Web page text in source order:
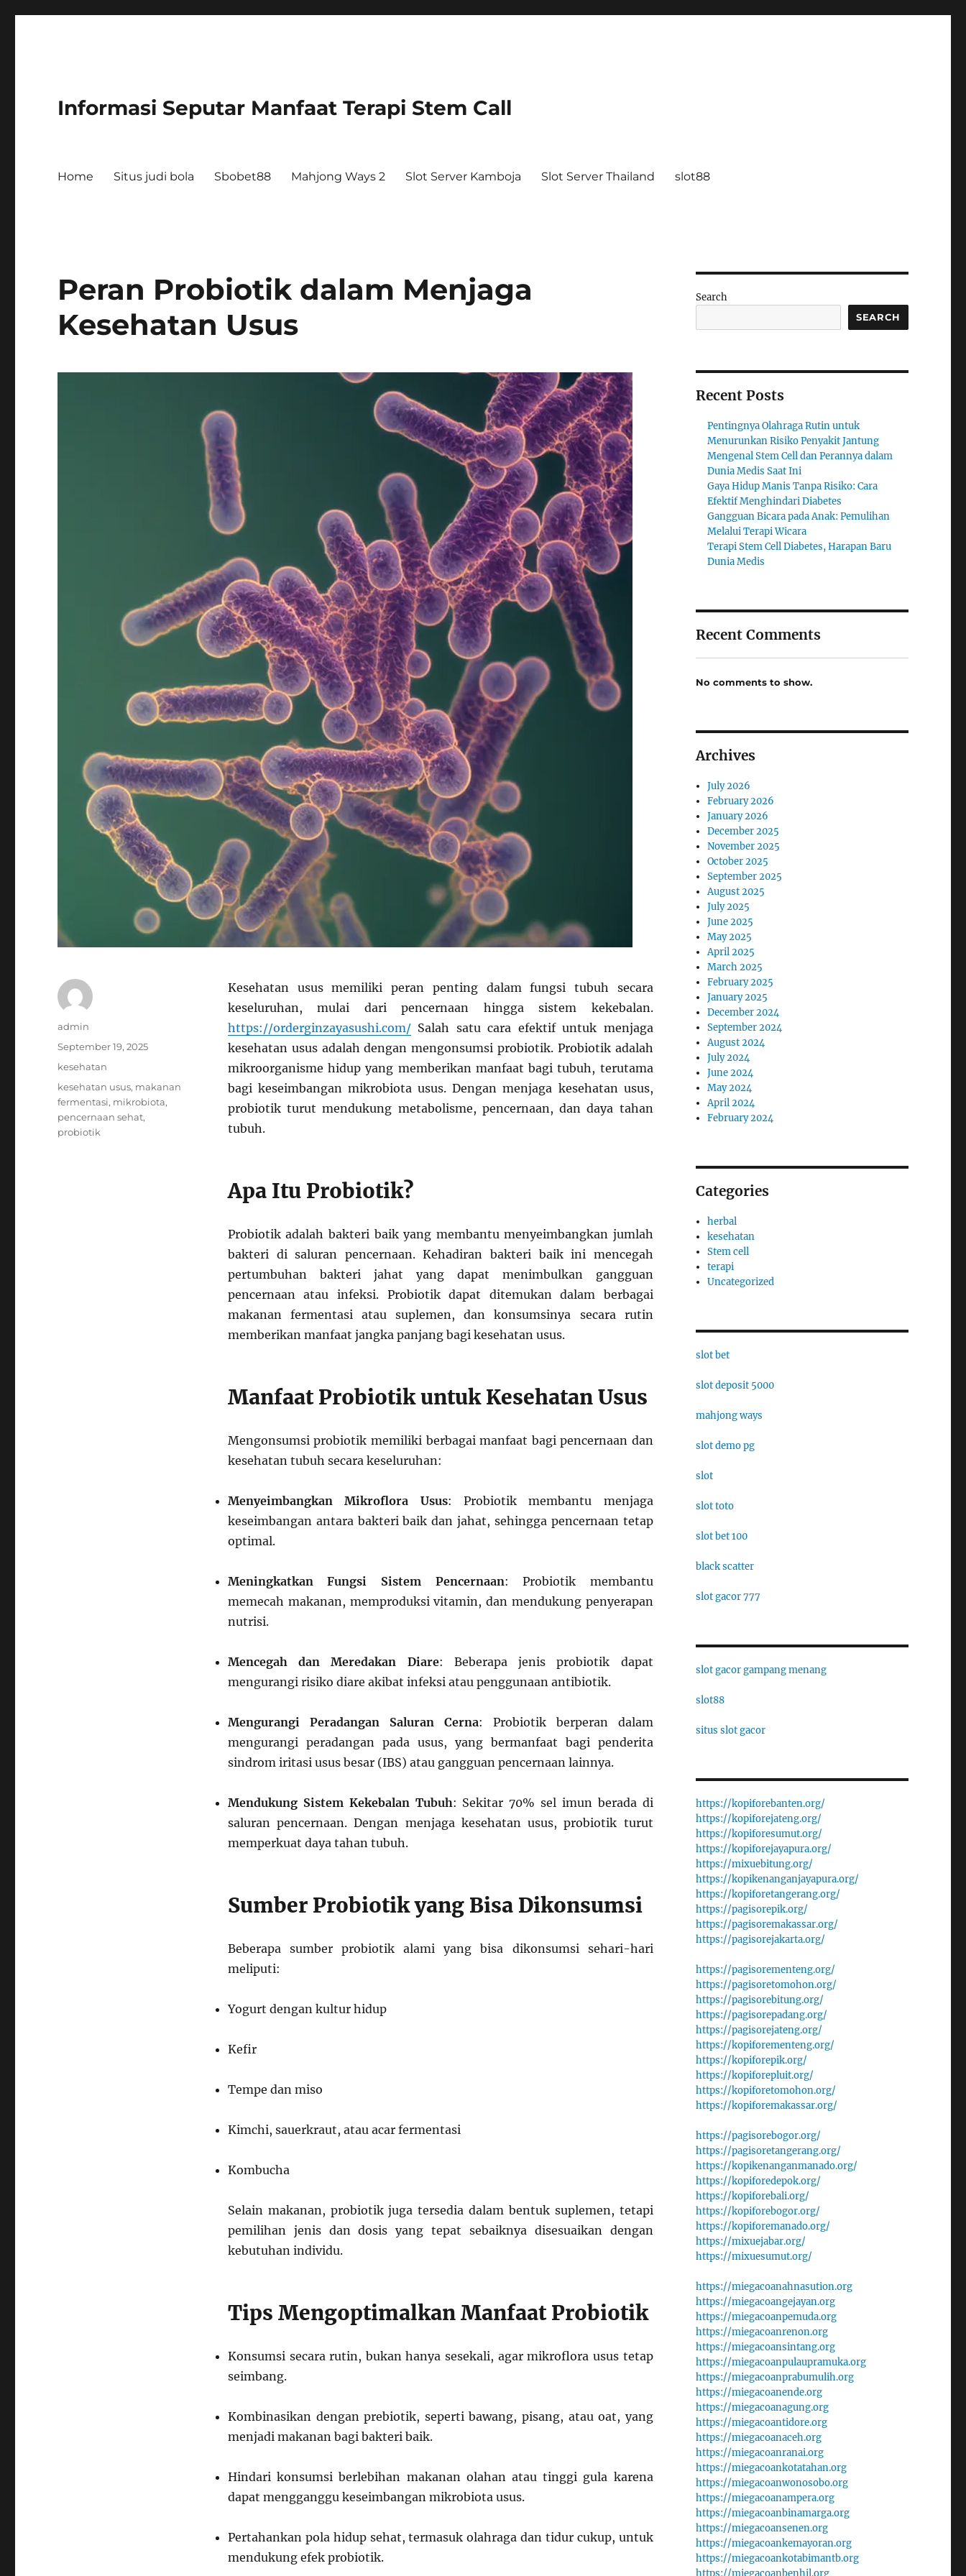
Informasi Seputar Manfaat Terapi Stem Call
Home Situs judi bola Sbobet88 Mahjong Ways 2 Slot Server Kamboja Slot Server Thailand slot88
Peran Probiotik dalam Menjaga
Kesehatan Usus
Kesehatan usus memiliki peran penting dalam fungsi tubuh secara
keseluruhan, mulai dari pencernaan hingga sistem kekebalan.
https://orderginzayasushi.com/Salah satu cara efektif untuk menjaga
kesehatan usus adalah dengan mengonsumsi probiotik. Probiotik adalah
mikroorganisme hidup yang memberikan manfaat bagi tubuh, terutama
bagi keseimbangan mikrobiota usus. Dengan menjaga kesehatan usus,
probiotik turut mendukung metabolisme, pencernaan, dan daya tahan
tubuh.
Apa Itu Probiotik?
Probiotik adalah bakteri baik yang membantu menyeimbangkan jumlah
bakteri di saluran pencernaan. Kehadiran bakteri baik ini mencegah
pertumbuhan bakteri jahat yang dapat menimbulkan gangguan
pencernaan atau infeksi. Probiotik dapat ditemukan dalam berbagai
makanan fermentasi atau suplemen, dan konsumsinya secara rutin
memberikan manfaat jangka panjang bagi kesehatan usus.
Manfaat Probiotik untuk Kesehatan Usus
Mengonsumsi probiotik memiliki berbagai manfaat bagi pencernaan dan
kesehatan tubuh secara keseluruhan:
Menyeimbangkan Mikroflora Usus: Probiotik membantu menjaga
keseimbangan antara bakteri baik dan jahat, sehingga pencernaan tetap
optimal.
Meningkatkan Fungsi Sistem Pencernaan: Probiotik membantu
memecah makanan, memproduksi vitamin, dan mendukung penyerapan
nutrisi.
Mencegah dan Meredakan Diare: Beberapa jenis probiotik dapat
mengurangi risiko diare akibat infeksi atau penggunaan antibiotik.
Mengurangi Peradangan Saluran Cerna: Probiotik berperan dalam
mengurangi peradangan pada usus, yang bermanfaat bagi penderita
sindrom iritasi usus besar (IBS) atau gangguan pencernaan lainnya.
Mendukung Sistem Kekebalan Tubuh: Sekitar 70% sel imun berada di
saluran pencernaan. Dengan menjaga kesehatan usus, probiotik turut
memperkuat daya tahan tubuh.
Sumber Probiotik yang Bisa Dikonsumsi
Beberapa sumber probiotik alami yang bisa dikonsumsi sehari-hari
meliputi:
Yogurt dengan kultur hidup
Kefir
Tempe dan miso
Kimchi, sauerkraut, atau acar fermentasi
Kombucha
Selain makanan, probiotik juga tersedia dalam bentuk suplemen, tetapi
pemilihan jenis dan dosis yang tepat sebaiknya disesuaikan dengan
kebutuhan individu.
Tips Mengoptimalkan Manfaat Probiotik
Konsumsi secara rutin, bukan hanya sesekali, agar mikroflora usus tetap
seimbang.
Kombinasikan dengan prebiotik, seperti bawang, pisang, atau oat, yang
menjadi makanan bagi bakteri baik.
Hindari konsumsi berlebihan makanan olahan atau tinggi gula karena
dapat mengganggu keseimbangan mikrobiota usus.
Pertahankan pola hidup sehat, termasuk olahraga dan tidur cukup, untuk
mendukung efek probiotik.
Author
admin
Posted
on
September 19, 2025
Categories
kesehatan
Tags
kesehatan usus, makanan
fermentasi, mikrobiota,
pencernaan sehat,
probiotik
Search
SEARCH
Recent Posts
Pentingnya Olahraga Rutin untuk
Menurunkan Risiko Penyakit Jantung
Mengenal Stem Cell dan Perannya dalam
Dunia Medis Saat Ini
Gaya Hidup Manis Tanpa Risiko: Cara
Efektif Menghindari Diabetes
Gangguan Bicara pada Anak: Pemulihan
Melalui Terapi Wicara
Terapi Stem Cell Diabetes, Harapan Baru
Dunia Medis
Recent Comments
No comments to show.
Archives
July 2026
February 2026
January 2026
December 2025
November 2025
October 2025
September 2025
August 2025
July 2025
June 2025
May 2025
April 2025
March 2025
February 2025
January 2025
December 2024
September 2024
August 2024
July 2024
June 2024
May 2024
April 2024
February 2024
Categories
herbal
kesehatan
Stem cell
terapi
Uncategorized
slot bet
slot deposit 5000
mahjong ways
slot demo pg
slot
slot toto
slot bet 100
black scatter
slot gacor 777
slot gacor gampang menang
slot88
situs slot gacor
https://kopiforebanten.org/
https://kopiforejateng.org/
https://kopiforesumut.org/
https://kopiforejayapura.org/
https://mixuebitung.org/
https://kopikenanganjayapura.org/
https://kopiforetangerang.org/
https://pagisorepik.org/
https://pagisoremakassar.org/
https://pagisorejakarta.org/
https://pagisorementeng.org/
https://pagisoretomohon.org/
https://pagisorebitung.org/
https://pagisorepadang.org/
https://pagisorejateng.org/
https://kopiforementeng.org/
https://kopiforepik.org/
https://kopiforepluit.org/
https://kopiforetomohon.org/
https://kopiforemakassar.org/
https://pagisorebogor.org/
https://pagisoretangerang.org/
https://kopikenanganmanado.org/
https://kopiforedepok.org/
https://kopiforebali.org/
https://kopiforebogor.org/
https://kopiforemanado.org/
https://mixuejabar.org/
https://mixuesumut.org/
https://miegacoanahnasution.org
https://miegacoangejayan.org
https://miegacoanpemuda.org
https://miegacoanrenon.org
https://miegacoansintang.org
https://miegacoanpulaupramuka.org
https://miegacoanprabumulih.org
https://miegacoanende.org
https://miegacoanagung.org
https://miegacoantidore.org
https://miegacoanaceh.org
https://miegacoanranai.org
https://miegacoankotatahan.org
https://miegacoanwonosobo.org
https://miegacoanampera.org
https://miegacoanbinamarga.org
https://miegacoansenen.org
https://miegacoankemayoran.org
https://miegacoankotabimantb.org
https://miegacoanbenhil.org